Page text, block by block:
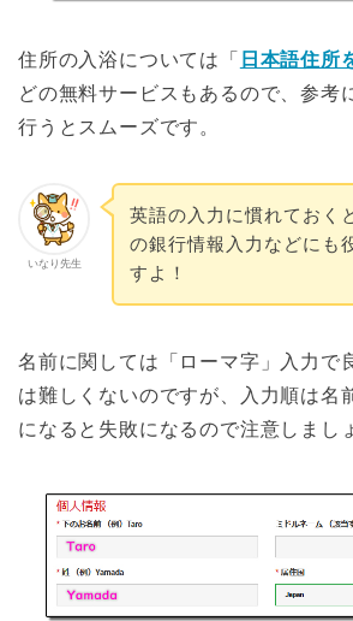
住所の入浴については「 日本語住所
どの無料サービスもあるので、参考
行うとスムーズです。
いなり先生
英語の入力に慣れておく
の銀行情報入力などにも
すよ！
名前に関しては「ローマ字」入力で
は難しくないのですが、入力順は名
になると失敗になるので注意しまし